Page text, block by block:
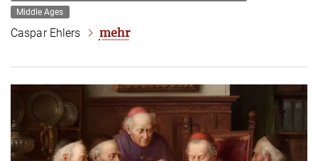
Middle Ages
Caspar Ehlers mehr